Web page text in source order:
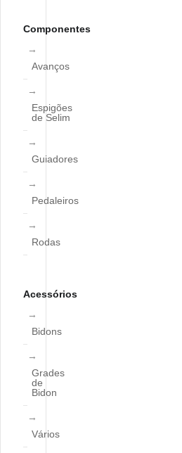
Componentes
Avanços
Espigões
de Selim
Guiadores
Pedaleiros
Rodas
Acessórios
Bidons
Grades
de
Bidon
Vários